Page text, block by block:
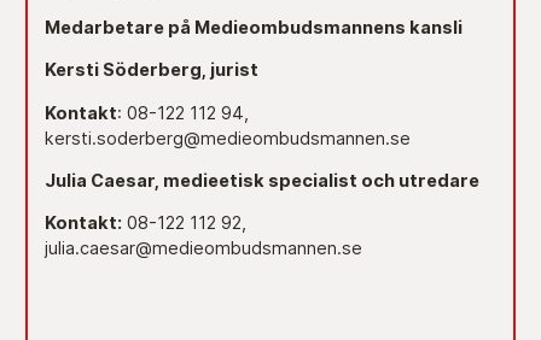
Medarbetare på Medieombudsmannens kansli
Kersti Söderberg, jurist
Kontakt: 08-122 112 94,
kersti.soderberg@medieombudsmannen.se
Julia Caesar, medieetisk specialist och utredare
Kontakt: 08-122 112 92,
julia.caesar@medieombudsmannen.se